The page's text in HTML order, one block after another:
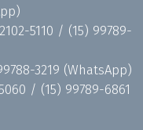
5110 / (15) 99789-
3219 (WhatsApp)
/ (15) 99789-6861